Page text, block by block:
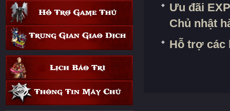
Ưu đãi
Chủ nhật
Hỗ trợ các